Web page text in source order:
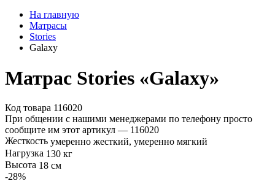
На главную
Матрасы
Stories
Galaxy
Матрас Stories «Galaxy»
Код товара 116020
При общении с нашими менеджерами по телефону просто
сообщите им этот артикул — 116020
Жесткость умеренно жесткий, умеренно мягкий
Нагрузка 130 кг
Высота 18 см
-28%